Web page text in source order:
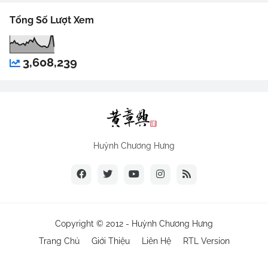
Tổng Số Lượt Xem
3,608,239
Huỳnh Chương Hưng
Copyright © 2012 - Huỳnh Chương Hưng
Trang Chủ
Giới Thiệu Liên Hệ RTL Version